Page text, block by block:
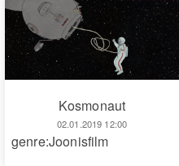
Kosmonaut
02.01.2019 12:00
genre:Joonisfilm